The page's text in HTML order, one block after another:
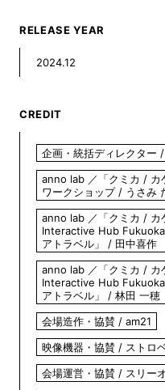
RELEASE YEAR
2024.12
CREDIT
企画・統括ディレクター /
anno lab ／「クミカ / カ
ワークショップ / うさみ
anno lab ／「クミカ / カ
Interactive Hub
アトラベル」 / 田中喜作
anno lab ／「クミカ / カ
Interactive Hub
アトラベル」 / 林田 一穂
会場造作・協賛 / am21
映像機器・協賛 / ストロ
会場運営・協賛 / スリー